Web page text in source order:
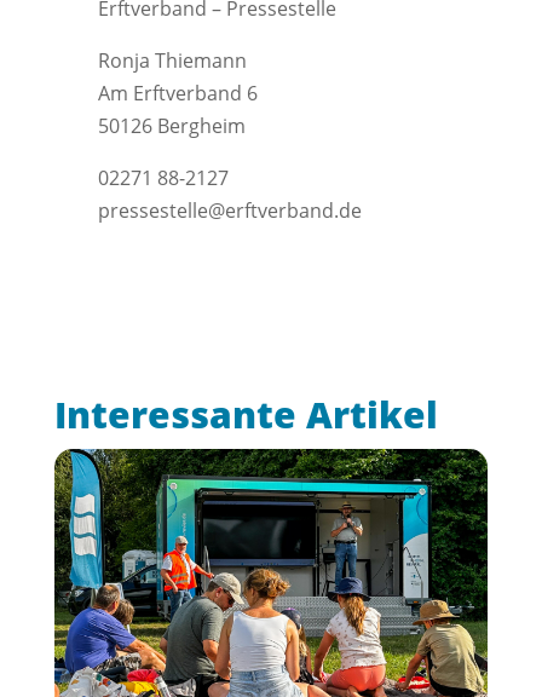
Erftverband – Pressestelle
Ronja Thiemann
Am Erftverband 6
50126 Bergheim
02271 88-2127
pressestelle@erftverband.de
Interessante Artikel